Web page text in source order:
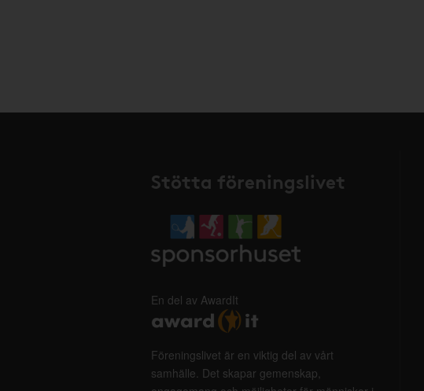
Stötta föreningslivet
En del av AwardIt
Föreningslivet är en viktig del av vårt
samhälle. Det skapar gemenskap,